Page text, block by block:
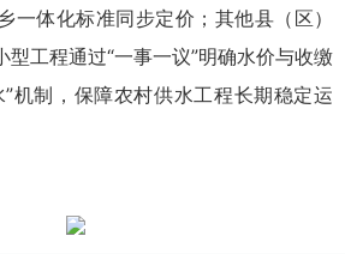
一体化标准同步定价；其他县（区）
工程通过“一事一议”明确水价与收缴
机制，保障农村供水工程长期稳定运